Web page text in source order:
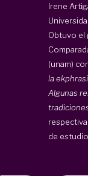
Irene
Obtuvo el
(unam)
la
Algunas
de